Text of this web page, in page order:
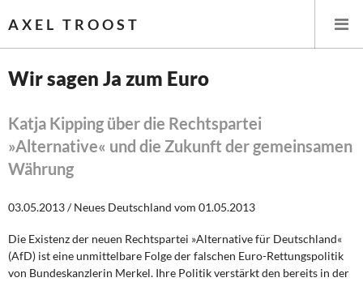
AXEL TROOST
Themen
Steuer- und Finanzpolitik
Wir sagen Ja zum Euro
Katja Kipping über die Rechtspartei
»Alternative« und die Zukunft der gemeinsamen
Währung
03.05.2013 / Neues Deutschland vom 01.05.2013
Die Existenz der neuen Rechtspartei »Alternative für Deutschland«
(AfD) ist eine unmittelbare Folge der falschen Euro-Rettungspolitik
von Bundeskanzlerin Merkel. Ihre Politik verstärkt den bereits in der